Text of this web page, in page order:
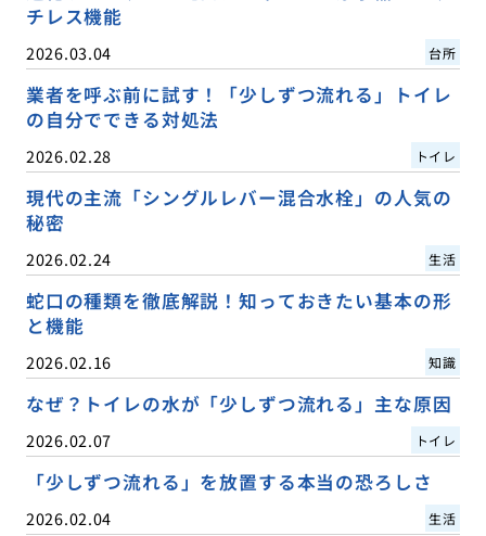
チレス機能
2026.03.04 台所
業者を呼ぶ前に試す！「少しずつ流れる」トイレ
の自分でできる対処法
2026.02.28 トイレ
現代の主流「シングルレバー混合水栓」の人気の
秘密
2026.02.24 生活
蛇口の種類を徹底解説！知っておきたい基本の形
と機能
2026.02.16 知識
なぜ？トイレの水が「少しずつ流れる」主な原因
2026.02.07 トイレ
「少しずつ流れる」を放置する本当の恐ろしさ
2026.02.04 生活